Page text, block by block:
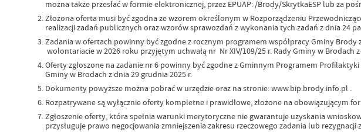
można także przesłać w formie elektronicznej, przez EPUAP: /Brody/SkrytkaESP lub za
Złożona oferta musi być zgodna ze wzorem określonym w Rozporządzeniu
realizacji zadań publicznych oraz wzorów sprawozdań z wykonania tych zadań z dnia 24
Zadania w ofertach powinny być zgodne z rocznym programem współpracy Gminy
wolontariacie w 2026 roku przyjętym uchwałą nr Nr XIV/109/25 r. Rady Gminy w Brodach z
Oferty zgłoszone na zadanie nr 6 powinny być zgodne z Gminnym Programem
Gminy w Brodach z dnia 29 grudnia 2025 r.
Dokumenty powyższe można pobrać w urzędzie oraz na stronie: www.bip.brody.info.pl .
Rozpatrywane są wyłącznie oferty kompletne i prawidłowe, złożone na obowiązującym
Zgłoszenie oferty, która spełnia warunki merytoryczne nie gwarantuje uzyskania
przysługuje prawo negocjowania zmniejszenia zakresu rzeczowego zadania lub rezygnacji